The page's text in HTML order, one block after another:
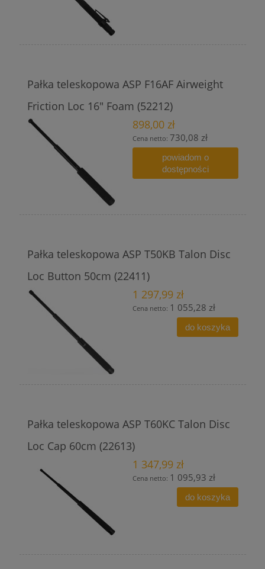
Pałka teleskopowa ASP F16AF Airweight
Friction Loc 16" Foam (52212)
898,00 zł
Cena netto: 730,08 zł
powiadom o
dostępności
Pałka teleskopowa ASP T50KB Talon Disc
Loc Button 50cm (22411)
1 297,99 zł
Cena netto: 1 055,28 zł
do koszyka
Pałka teleskopowa ASP T60KC Talon Disc
Loc Cap 60cm (22613)
1 347,99 zł
Cena netto: 1 095,93 zł
do koszyka